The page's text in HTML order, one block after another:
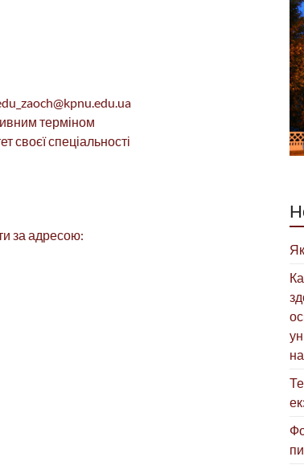
терміном
своєї спеціальності
за адресою: